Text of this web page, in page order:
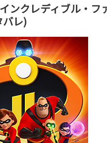
ンクレディブル・フ
レ)